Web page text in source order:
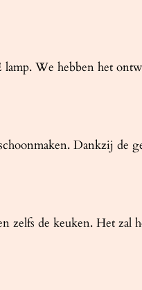
We hebben het
Dankzij de
zelfs de keuken. Het zal